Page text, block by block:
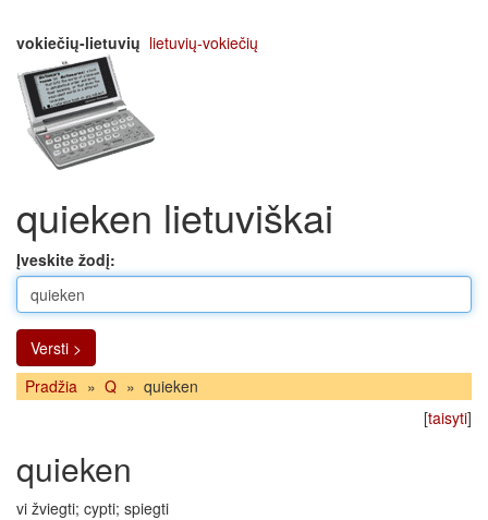
vokiečių-lietuvių lietuvių-vokiečių
quieken lietuviškai
Įveskite žodį:
Versti >
Pradžia » Q » quieken
[taisyti]
quieken
vi žviegti; cypti; spiegti